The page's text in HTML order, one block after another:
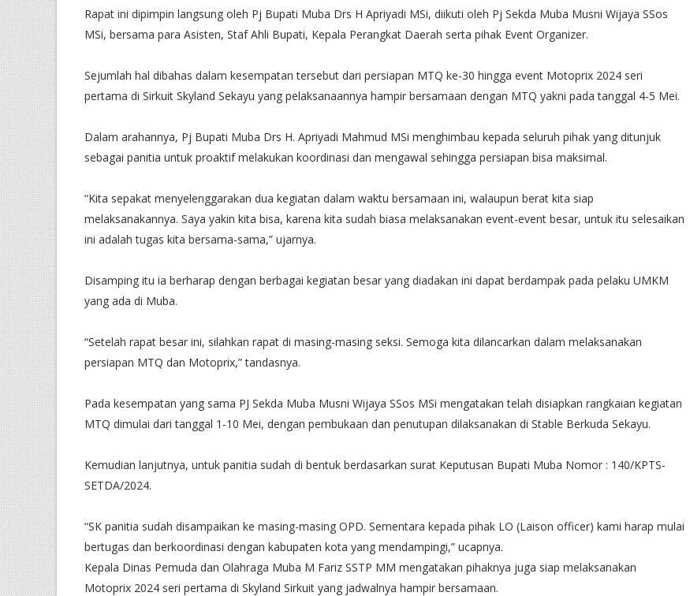
Rapat ini dipimpin langsung oleh Pj Bupati Muba Drs H Apriyadi MSi, diikuti oleh Pj Sekda Muba Musni Wijaya SSos
MSi, bersama para Asisten, Staf Ahli Bupati, Kepala Perangkat Daerah serta pihak Event Organizer.
Sejumlah hal dibahas dalam kesempatan tersebut dari persiapan MTQ ke-30 hingga event Motoprix 2024 seri
pertama di Sirkuit Skyland Sekayu yang pelaksanaannya hampir bersamaan dengan MTQ yakni pada tanggal 4-5 Mei.
Dalam arahannya, Pj Bupati Muba Drs H. Apriyadi Mahmud MSi menghimbau kepada seluruh pihak yang ditunjuk
sebagai panitia untuk proaktif melakukan koordinasi dan mengawal sehingga persiapan bisa maksimal.
“Kita sepakat menyelenggarakan dua kegiatan dalam waktu bersamaan ini, walaupun berat kita siap
melaksanakannya. Saya yakin kita bisa, karena kita sudah biasa melaksanakan event-event besar, untuk itu selesaikan
ini adalah tugas kita bersama-sama,” ujarnya.
Disamping itu ia berharap dengan berbagai kegiatan besar yang diadakan ini dapat berdampak pada pelaku UMKM
yang ada di Muba.
“Setelah rapat besar ini, silahkan rapat di masing-masing seksi. Semoga kita dilancarkan dalam melaksanakan
persiapan MTQ dan Motoprix,” tandasnya.
Pada kesempatan yang sama PJ Sekda Muba Musni Wijaya SSos MSi mengatakan telah disiapkan rangkaian kegiatan
MTQ dimulai dari tanggal 1-10 Mei, dengan pembukaan dan penutupan dilaksanakan di Stable Berkuda Sekayu.
Kemudian lanjutnya, untuk panitia sudah di bentuk berdasarkan surat Keputusan Bupati Muba Nomor : 140/KPTS-
SETDA/2024.
“SK panitia sudah disampaikan ke masing-masing OPD. Sementara kepada pihak LO (Laison officer) kami harap mulai
bertugas dan berkoordinasi dengan kabupaten kota yang mendampingi,” ucapnya.
Kepala Dinas Pemuda dan Olahraga Muba M Fariz SSTP MM mengatakan pihaknya juga siap melaksanakan
Motoprix 2024 seri pertama di Skyland Sirkuit yang jadwalnya hampir bersamaan.